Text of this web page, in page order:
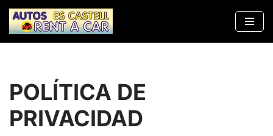
Saltar
POLÍTICA DE
PRIVACIDAD